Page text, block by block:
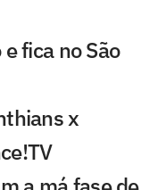
fica no São
x